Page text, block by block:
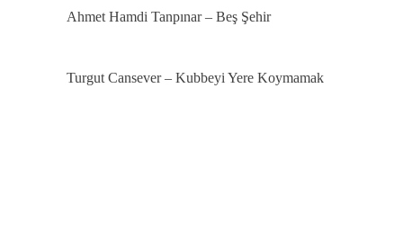
Ahmet Hamdi Tanpınar – Beş Şehir
Turgut Cansever – Kubbeyi Yere Koymamak